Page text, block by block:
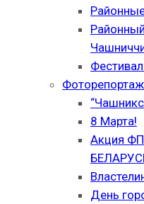
8 Марта!
Акция
День